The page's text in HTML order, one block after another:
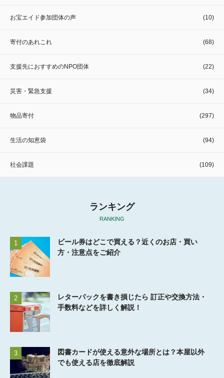
お宝エイド参加団体の声 (10)
寄付のあれこれ (68)
支援先におすすめのNPO団体 (22)
災害・緊急支援 (34)
物品寄付 (297)
生活の知恵袋 (94)
社会課題 (109)
ランキング
RANKING
1
ビール券はどこで買える？近くのお店・買い
方・注意点をご紹介
2
レターパックを書き損じたら 訂正や交換方法・
手数料などを詳しく解説！
3
図書カードが使える意外な場所とは？本屋以外
でも使える店を徹底解説